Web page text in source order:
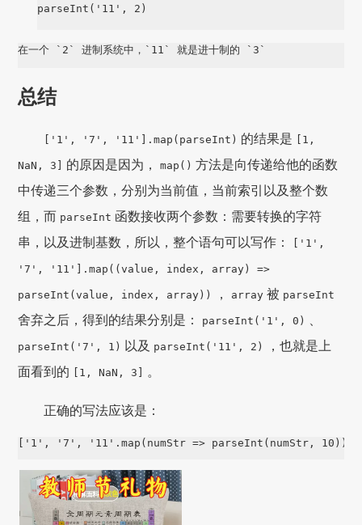
parseInt('11', 2)
在一个 `2` 进制系统中，`11` 就是进十制的 `3`
总结
['1', '7', '11'].map(parseInt) 的结果是 [1,
NaN, 3] 的原因是因为，map() 方法是向传递给他的函数
中传递三个参数，分别为当前值，当前索引以及整个数
组，而 parseInt 函数接收两个参数：需要转换的字符
串，以及进制基数，所以，整个语句可以写作：
['1',
'7', '11'].map((value, index, array) =>
parseInt(value, index, array)) ， array 被 parseInt
舍弃之后，得到的结果分别是： parseInt('1', 0)
parseInt('7', 1) 以及 parseInt('11', 2)
，也就是上
面看到的
[1, NaN, 3] 。
正确的写法应该是：
['1', '7', '11'.map(numStr => parseInt(numStr, 10));